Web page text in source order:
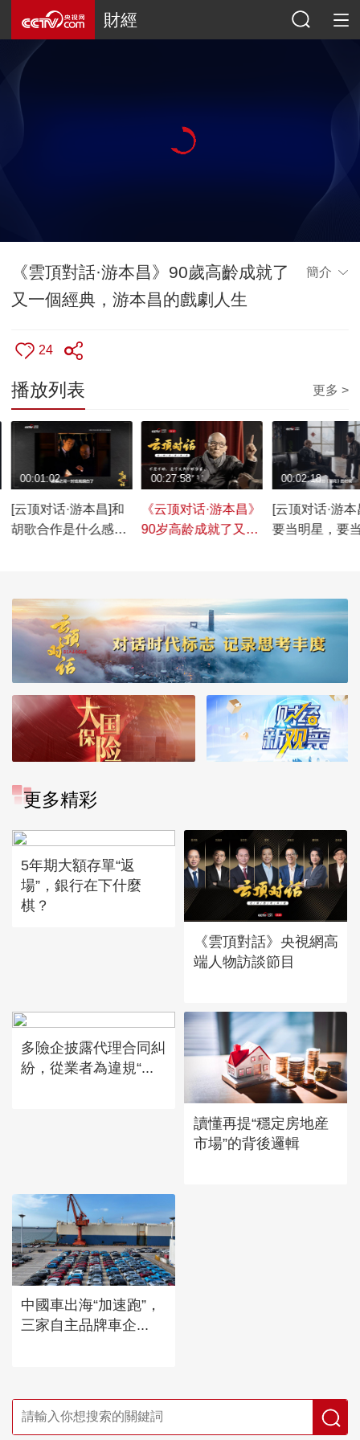
財經
《雲頂對話·游本昌》90歲高齡成就了
又一個經典，游本昌的戲劇人生
簡介
24
播放列表 更多 >
[云顶对话·游本昌]和
胡歌合作是什么感
00:01:02
《云顶对话·游本昌》
90岁高龄成就了又一
00:27:58
[云顶对话·游本
要当明星，要
00:02:18
更多精彩
5年期大額存單“返
場”，銀行在下什麼
棋？
《雲頂對話》央視網高
端人物訪談節目
多險企披露代理合同糾
紛，從業者為違規“...
讀懂再提“穩定房地産
市場”的背後邏輯
中國車出海“加速跑”，
三家自主品牌車企...